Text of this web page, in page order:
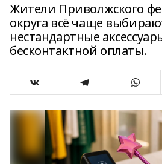
Жители Приволжского
округа всё чаще
нестандартные
бесконтактной оплаты.